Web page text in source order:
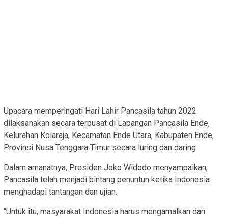
Upacara memperingati Hari Lahir Pancasila tahun 2022
dilaksanakan secara terpusat di Lapangan Pancasila Ende,
Kelurahan Kolaraja, Kecamatan Ende Utara, Kabupaten Ende,
Provinsi Nusa Tenggara Timur secara luring dan daring
Dalam amanatnya, Presiden Joko Widodo menyampaikan,
Pancasila telah menjadi bintang penuntun ketika Indonesia
menghadapi tantangan dan ujian.
“Untuk itu, masyarakat Indonesia harus mengamalkan dan